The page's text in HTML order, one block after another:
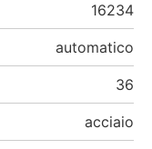
16234
automatico
36
acciaio